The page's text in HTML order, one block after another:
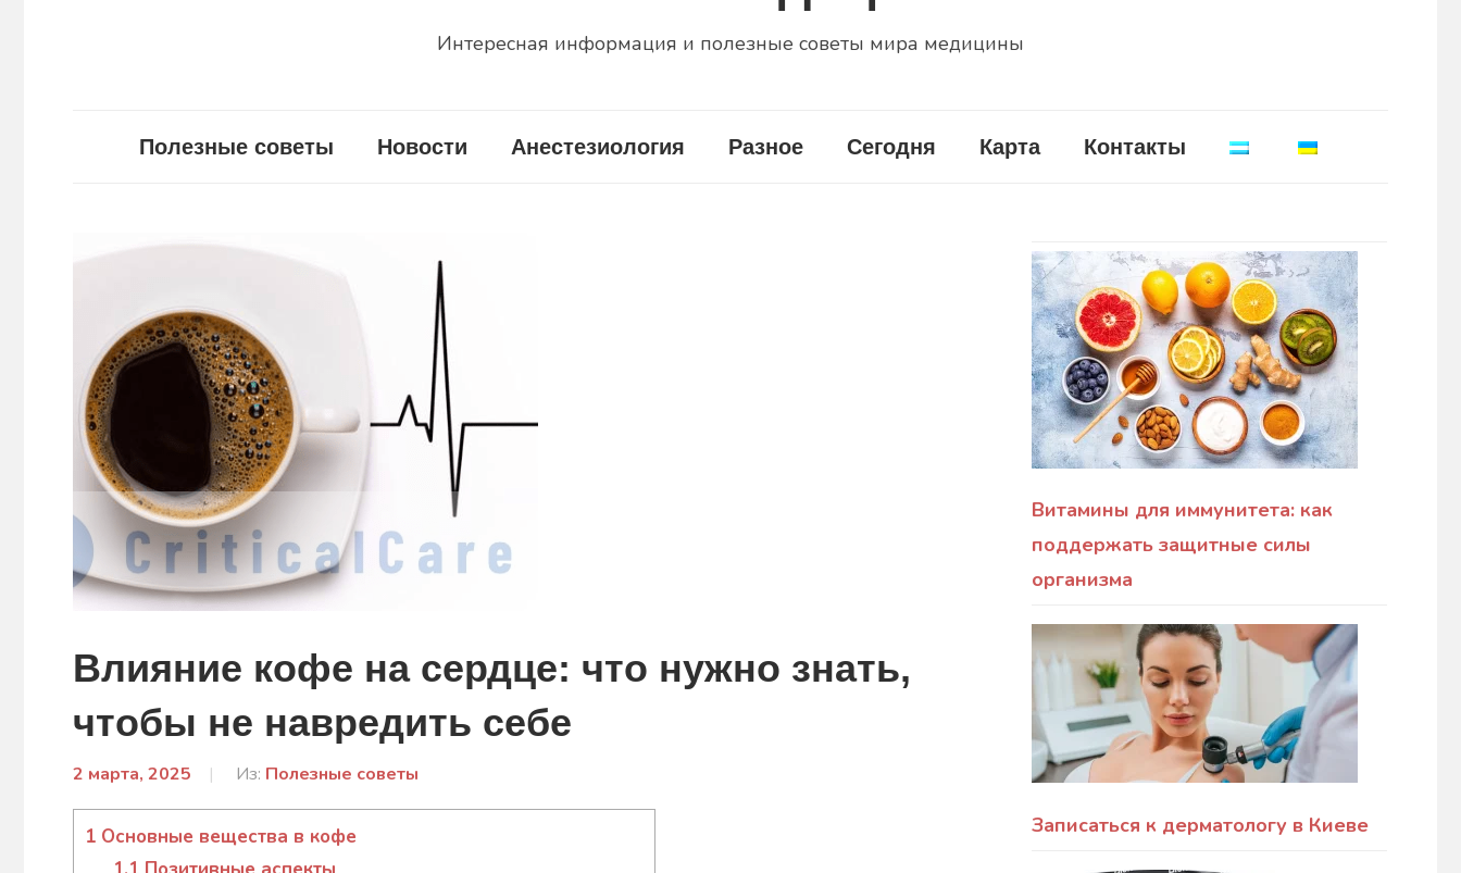
Интересная информация и полезные советы мира медицины
Полезные советы Новости Анестезиология Разное Сегодня Карта Контакты
Влияние кофе на сердце: что нужно знать,
чтобы не навредить себе
2 марта, 2025
От:
admin
Из: Полезные советы
1 Основные вещества в кофе
Витамины для иммунитета: как
поддержать защитные силы
организма
Записаться к дерматологу в Киеве